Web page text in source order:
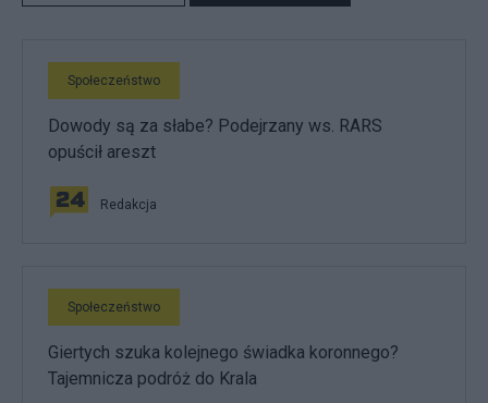
Społeczeństwo
Dowody są za słabe? Podejrzany ws. RARS
opuścił areszt
Redakcja
Społeczeństwo
Giertych szuka kolejnego świadka koronnego?
Tajemnicza podróż do Krala